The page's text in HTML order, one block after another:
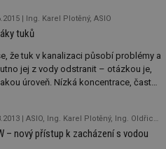
Ing. Karel Plotěný, ASIO
tuků
že tuk v kanalizaci působí problémy a
jej z vody odstranit – otázkou je,
úroveň. Nízká koncentrace, často
normy nedosažitelná, lapáky
nebo lepší separací jsou zase pro
ASIO, Ing. Karel Plotěný, Ing. Oldřich Pírek, ASIO
– nový přístup k zacházení s vodou